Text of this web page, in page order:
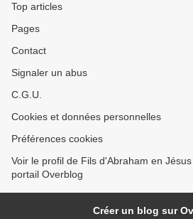
Top articles
Pages
Contact
Signaler un abus
C.G.U.
Cookies et données personnelles
Préférences cookies
Voir le profil de Fils d'Abraham en
portail Overblog
Créer un blog sur